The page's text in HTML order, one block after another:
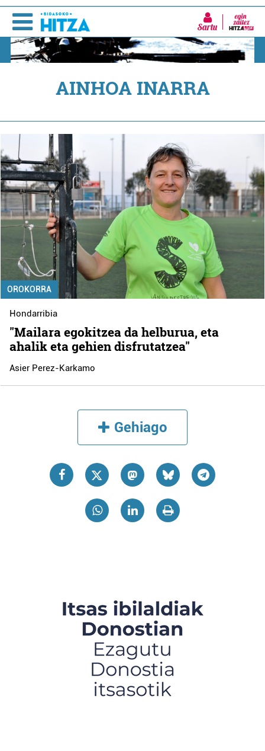
Sartu
AINHOA INARRA
OROKORRA
Hondarribia
"Mailara egokitzea da helburua, eta
ahalik eta gehien disfrutatzea"
Asier Perez-Karkamo
Gehiago